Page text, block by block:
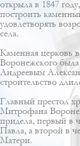
открыла в 1847
построить
удовлетворять
села.
Каменная церковь
Воронежского
Андреевым
строительство
Главный престол
Митрофана
придела, первый в
Павла, а второй в
Матери.